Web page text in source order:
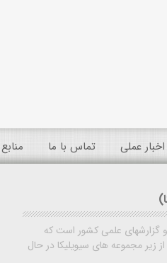
اخبار عملی تماس با ما منابع
گزارشهای علمی کشور است که
زیر مجموعه های سیویلیکا در حال